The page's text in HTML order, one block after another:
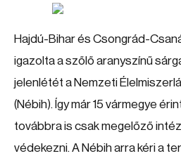
Hajdú-Bihar és Csongrád-
igazolta a szőlő aranyszínű
jelenlétét a Nemzeti
(Nébih). Így már 15 vármegye
továbbra is csak megelőző
védekezni. A Nébih arra kéri a